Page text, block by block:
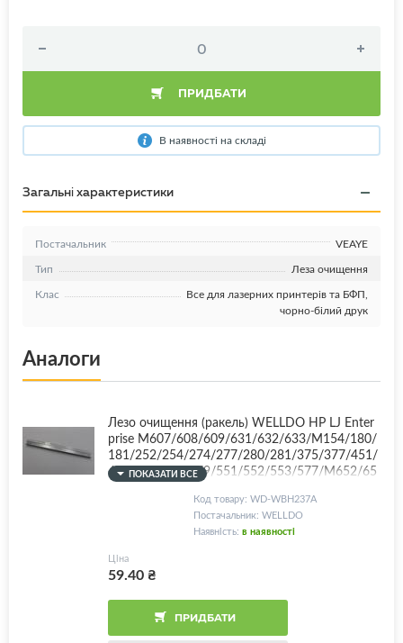
ПРИДБАТИ
В наявності на складі
Загальні характеристики
Постачальник
VEAYE
Тип
Леза очищення
Клас
Все для лазерних принтерів та БФП,
чорно-білий друк
Аналоги
Лезо очищення (ракель) WELLDO HP LJ Enter
prise M607/608/609/631/632/633/M154/180/
181/252/254/274/277/280/281/375/377/451/
452/454/477/479/551/552/553/577/M652/65
3/681/682/Canon LBP610/613/621/623/640/6
53/654/662/663/664/710/712/MF630/631/63
3/635/641/642/643/644/645/650/730/732/73
4/735/740/741/742/743/744/745/746/Canon
040/045/046/054/055/CF237A/CF360A/CF361
A/CF362A/CF363A/CF400A/CF401A/CF402A/
CF403A/CF410A/CF411A/CF412A/CF413A/CF
530A/CF531A/CF532A/CF533A/CF540A/CF54
1A/CF542A/CF543A/W2030A/W2031A/W203
2A/W2033A
ПОКАЗАТИ ВСЕ
Код товару: WD-WBH237A
Постачальник: WELLDO
Наявність: в наявності
Ціна
59.40₴
ПРИДБАТИ